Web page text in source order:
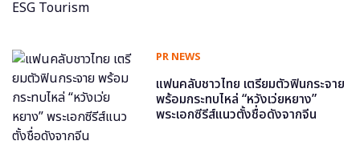
PR NEWS
แฟนคลับชาวไทย เตรียมตัวฟินกระจาย
พร้อมกระทบไหล่ “หวังเว่ยหยาง”
พระเอกซีรีส์แนวตั้งชื่อดังจากจีน